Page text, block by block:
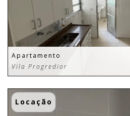
Apartamento
Vila Progredior
Locação